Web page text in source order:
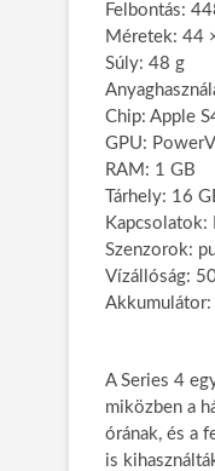
Felbontás:
Méretek: 44
Súly: 48 g
Chip: Apple
GPU:
RAM: 1 GB
Tárhely: 16
Kapcsolatok:
Szenzorok:
Vízállóság:
A Series 4
miközben a
órának, és a
is